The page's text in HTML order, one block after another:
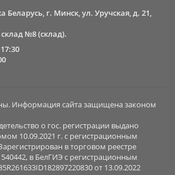
Беларусь, г. Минск, ул. Уручская, д. 21,
№8 (склад).
Информация сайта защищена законом
о гос. регистрации выдано
10.09.2021 г. с регистрационным
в торговом реестре
в БелГИЭ с регистрационным
от 13.09.2022